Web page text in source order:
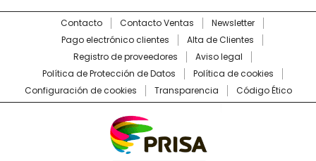
Contacto Contacto Ventas
Newsletter
Pago electrónico clientes
Alta de Clientes
Registro de proveedores
Aviso legal
Política de Protección de Datos
Política de cookies
Configuración de cookies
Transparencia Código Ético